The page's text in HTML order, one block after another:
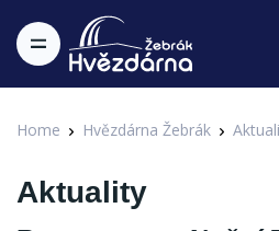
Home Hvězdárna Žebrák
Aktuality